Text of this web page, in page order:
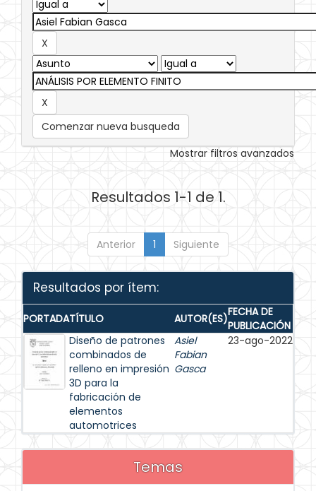
Comenzar nueva busqueda
Mostrar filtros avanzados
Resultados 1-1 de 1.
Anterior 1 Siguiente
Resultados por ítem:
PORTADATÍTULO AUTOR(ES)FECHA DE
PUBLICACIÓN
Diseño de patrones
combinados de
relleno en impresión
3D para la
fabricación de
elementos
automotrices
Asiel
Fabian
Gasca
23-ago-2022
Temas